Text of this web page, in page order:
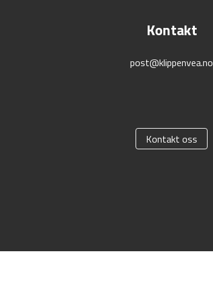
Kontakt
post@klippenvea.no
Kontakt oss